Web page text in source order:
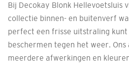
Bij Decokay Blonk Hellevoetsluis
collectie binnen- en buitenverf
perfect een frisse uitstraling kunt
beschermen tegen het weer.
meerdere afwerkingen en